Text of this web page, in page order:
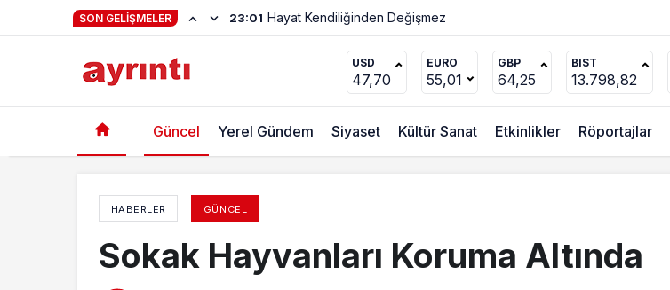
SON GELIŞMELER 22:56 Haftanın Şiiri Adnan Yücel’den
USD
47,70
EURO
55,01
GBP
64,25
BIST
13.798,82
Güncel Yerel Gündem Siyaset Kültür Sanat Etkinlikler Röportajlar
HABERLER GÜNCEL
Sokak Hayvanları Koruma Altında
Kurban Pazarı Bayrama Hazırlanıyor